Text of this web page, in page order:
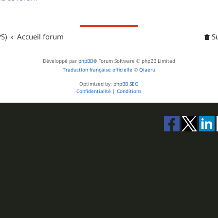
Accueil forum
Développé par phpBB® Forum Software © phpBB Limited
Traduction française officielle © Qiaeru
Optimized by: phpBB SEO
Confidentialité | Conditions